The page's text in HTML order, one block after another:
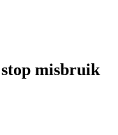
misbruik